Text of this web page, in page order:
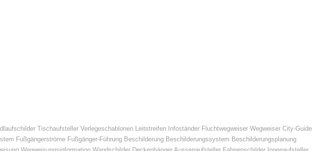
Tischaufsteller Verlegeschablonen Leitstreifen Infoständer Fluchtwegweiser Wegweiser City-Guide
Fußgängerströme Fußgänger-Führung Beschilderung Beschilderungssystem Beschilderungsplanung